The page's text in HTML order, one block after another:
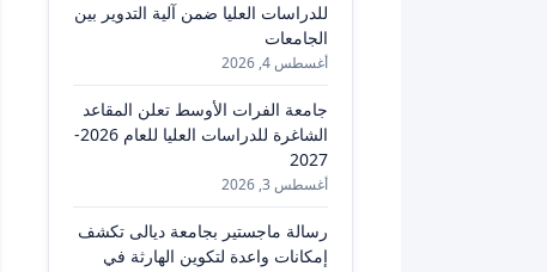
للدراسات العليا ضمن آلية التدوير بين
الجامعات
أغسطس 4, 2026
جامعة الفرات الأوسط تعلن المقاعد
الشاغرة للدراسات العليا للعام 2026-
2027
أغسطس 3, 2026
رسالة ماجستير بجامعة ديالى تكشف
إمكانات واعدة لتكوين الهارثة في